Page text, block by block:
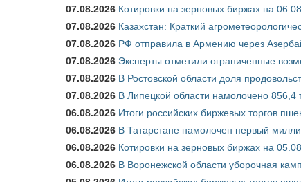
07.08.2026 Котировки на зерновых биржах на
07.08.2026 Казахстан: Краткий
07.08.2026 РФ отправила в Армению через
07.08.2026 Эксперты отметили ограниченные
07.08.2026 В Ростовской области доля
07.08.2026 В Липецкой области намолочено 856,4
06.08.2026 Итоги российских биржевых торгов
06.08.2026 В Татарстане намолочен первый
06.08.2026 Котировки на зерновых биржах на
06.08.2026 В Воронежской области уборочная